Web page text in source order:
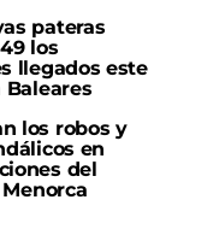
pateras
los
llegados este
Baleares
los robos y
en
del